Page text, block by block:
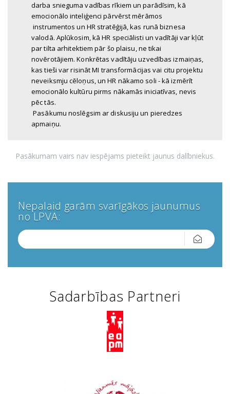
darba snieguma vadības rīkiem un parādīsim, kā
emocionālo inteliģenci pārvērst mērāmos
instrumentos un HR stratēģijā, kas runā biznesa
valodā. Aplūkosim, kā HR speciālisti un vadītāji var kļūt
par tilta arhitektiem pār šo plaisu, ne tikai
novērotājiem. Konkrētas vadītāju uzvedības izmaiņas,
kas tieši var risināt MI transformācijas vai citu projektu
neveiksmju cēloņus, un HR nākamo soli - kā izmērīt
emocionālo kultūru pirms nākamās iniciatīvas, nevis
pēc tās.
Pasākumu noslēgsim ar diskusiju un pieredzes
apmaiņu.
Pasākumam vairs nav iespējams pieteikt jaunus dalībniekus.
Nepalaid garām svarīgākos jaunumus
no LPVA:
Sadarbības Partneri